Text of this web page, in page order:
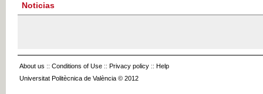
Noticias
About us :: Conditions of Use :: Privacy policy :: Help
Universitat Politècnica de València © 2012